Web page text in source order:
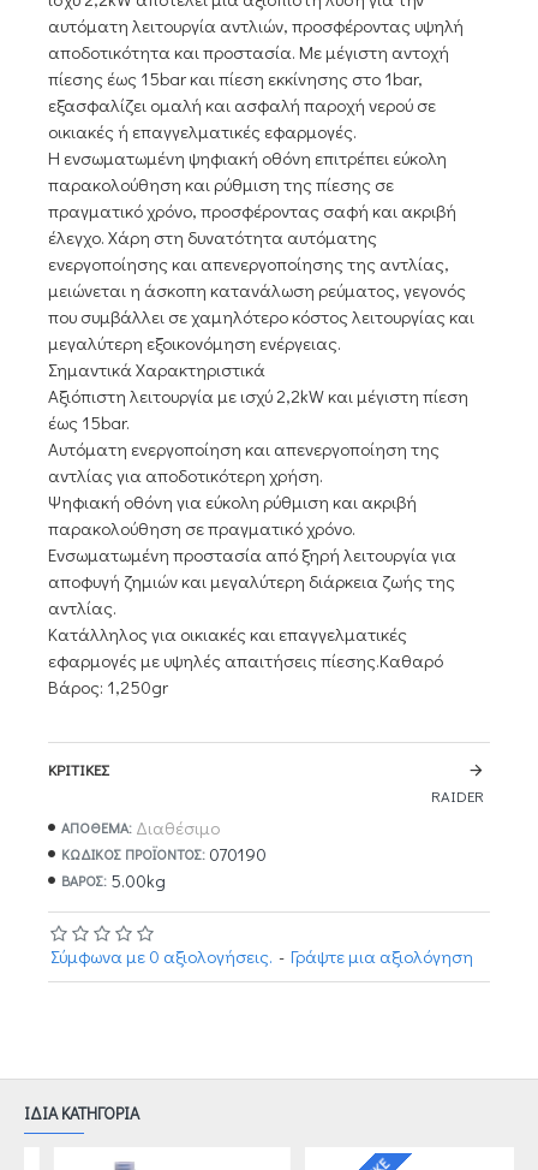
αυτόματη λειτουργία αντλιών, προσφέροντας υψηλή
αποδοτικότητα και προστασία. Με μέγιστη αντοχή
πίεσης έως 15bar και πίεση εκκίνησης στο 1bar,
εξασφαλίζει ομαλή και ασφαλή παροχή νερού σε
οικιακές ή επαγγελματικές εφαρμογές.
Η ενσωματωμένη ψηφιακή οθόνη επιτρέπει εύκολη
παρακολούθηση και ρύθμιση της πίεσης σε
πραγματικό χρόνο, προσφέροντας σαφή και ακριβή
έλεγχο. Χάρη στη δυνατότητα αυτόματης
ενεργοποίησης και απενεργοποίησης της αντλίας,
μειώνεται η άσκοπη κατανάλωση ρεύματος, γεγονός
που συμβάλλει σε χαμηλότερο κόστος λειτουργίας και
μεγαλύτερη εξοικονόμηση ενέργειας.
Σημαντικά Χαρακτηριστικά
Αξιόπιστη λειτουργία με ισχύ 2,2kW και μέγιστη πίεση
έως 15bar.
Αυτόματη ενεργοποίηση και απενεργοποίηση της
αντλίας για αποδοτικότερη χρήση.
Ψηφιακή οθόνη για εύκολη ρύθμιση και ακριβή
παρακολούθηση σε πραγματικό χρόνο.
Ενσωματωμένη προστασία από ξηρή λειτουργία για
αποφυγή ζημιών και μεγαλύτερη διάρκεια ζωής της
αντλίας.
Κατάλληλος για οικιακές και επαγγελματικές
εφαρμογές με υψηλές απαιτήσεις πίεσης.Καθαρό
Βάρος: 1,250gr
ΚΡΙΤΙΚΈΣ
ΑΠΟΘΕΜΑ: Διαθέσιμο
ΚΩΔΙΚΌΣ ΠΡΟΪΌΝΤΟΣ: 070190
ΒΆΡΟΣ: 5.00kg
RAIDER
Σύμφωνα με 0 αξιολογήσεις. - Γράψτε μια αξιολόγηση
ΙΔΙΑ ΚΑΤΗΓΟΡΙΑ